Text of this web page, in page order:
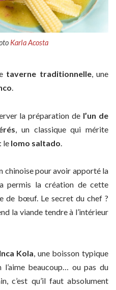
Karla Acosta
taverne traditionnelle, une
.
la préparation de l’un de
, un classique qui mérite
le lomo saltado
chinoise pour avoir apporté la
permis la création de cette
de bœuf. Le secret du chef ?
la viande tendre à l’intérieur
Inca Kola, une boisson typique
l’aime beaucoup… ou pas du
c’est qu’il faut absolument